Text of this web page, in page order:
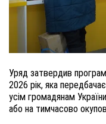
Уряд затвердив
2026 рік, яка
усім громадянам
або на тимчасово